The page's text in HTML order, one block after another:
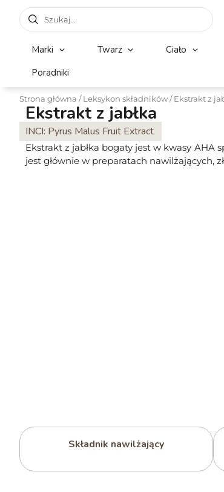
Marki Twarz Ciało
Poradniki
Strona główna /Leksykon składników/ Ekstrakt z
Ekstrakt z jabłka
INCI: Pyrus Malus Fruit Extract
Ekstrakt z jabłka bogaty jest w kwasy AHA
jest głównie w preparatach nawilżających,
Składnik nawilżający